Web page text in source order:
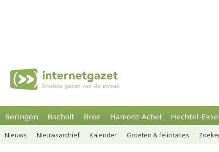
Beringen Bocholt Bree Hamont-Achel Hechtel-
Nieuws Nieuwsarchief Kalender Groeten & felicitaties